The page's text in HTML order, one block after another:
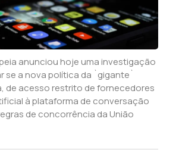
anunciou hoje uma investigação
se a nova política da `gigante`
de acesso restrito de fornecedores
à plataforma de conversação
de concorrência da União